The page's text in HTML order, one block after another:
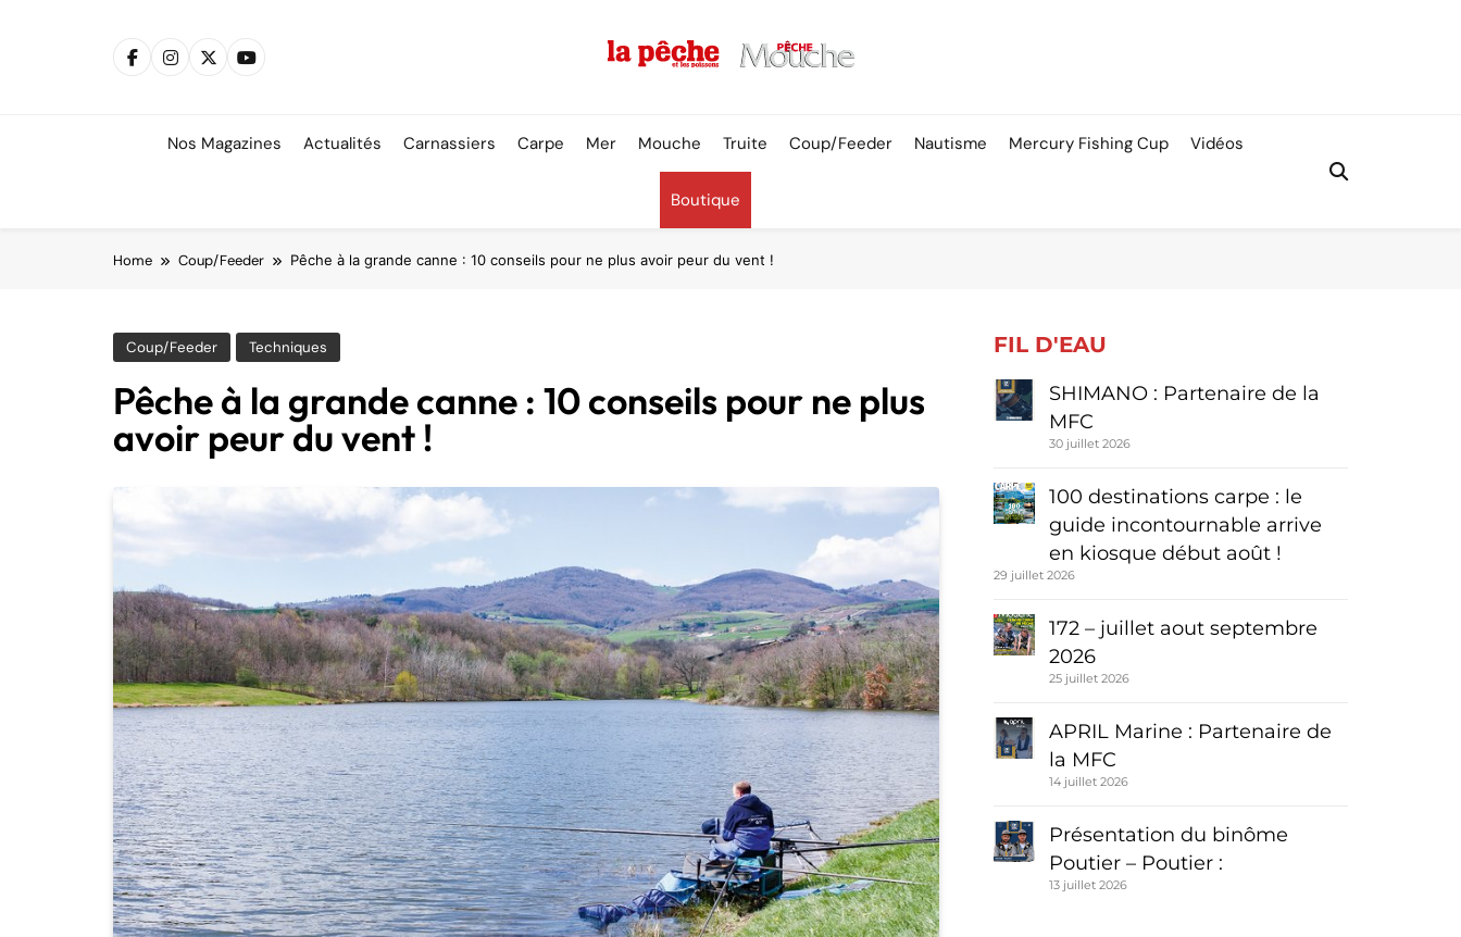
Nos Magazines Actualités Carnassiers Carpe Mer Mouche Truite Coup/Feeder Nautisme Mercury Fishing Cup Vidéos
Boutique
Home Coup/Feeder Pêche à la grande canne : 10 conseils pour ne plus avoir peur du vent !
Coup/Feeder Techniques
Pêche à la grande canne : 10 conseils pour ne plus
avoir peur du vent !
FIL D'EAU
SHIMANO : Partenaire de la
MFC
30 juillet 2026
100 destinations carpe : le
guide incontournable arrive
en kiosque début août !
29 juillet 2026
172 – juillet aout septembre
2026
25 juillet 2026
APRIL Marine : Partenaire de
la MFC
14 juillet 2026
Présentation du binôme
Poutier – Poutier :
13 juillet 2026